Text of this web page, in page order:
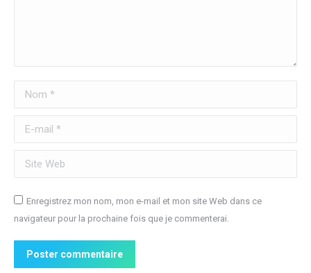
Nom *
E-mail *
Site Web
Enregistrez mon nom, mon e-mail et mon site Web dans ce
navigateur pour la prochaine fois que je commenterai.
Poster commentaire